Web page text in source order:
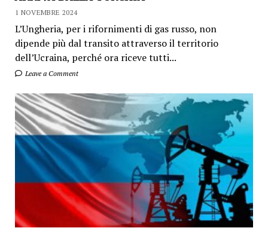
1 NOVEMBRE 2024
L’Ungheria, per i rifornimenti di gas russo, non
dipende più dal transito attraverso il territorio
dell’Ucraina, perché ora riceve tutti...
Leave a Comment